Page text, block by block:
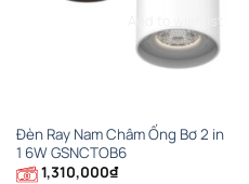
Đèn Ray Nam Châm Ống Bơ 2 in
1 6W GSNCTOB6
1,310,000₫